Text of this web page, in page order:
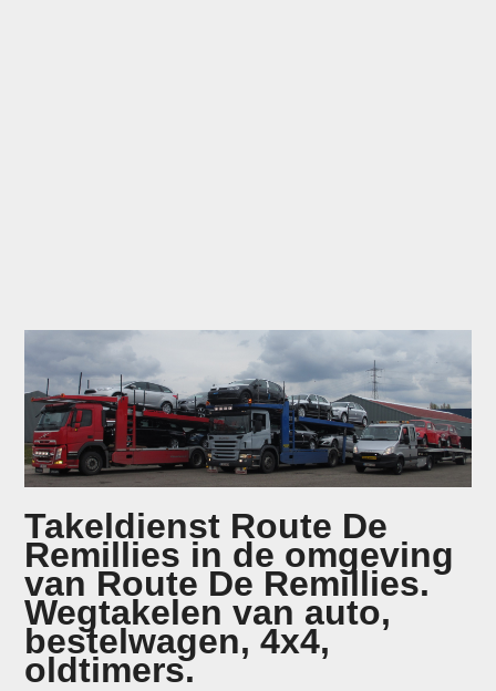
Takeldienst Route De
Remillies in de omgeving
van Route De Remillies.
Wegtakelen van auto,
bestelwagen, 4x4,
oldtimers.